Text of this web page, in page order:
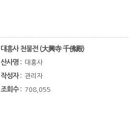
대흥사 천불전 (大興寺 千佛殿)
산사명 : 대흥사
작성자 : 관리자
조회수 : 708,055